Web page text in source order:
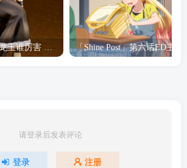
overlord卢贝多的龙王谁厉害 「Overlord」露普斯蕾琪娜·贝塔手办开订
请登录后发表评论
登录 注册